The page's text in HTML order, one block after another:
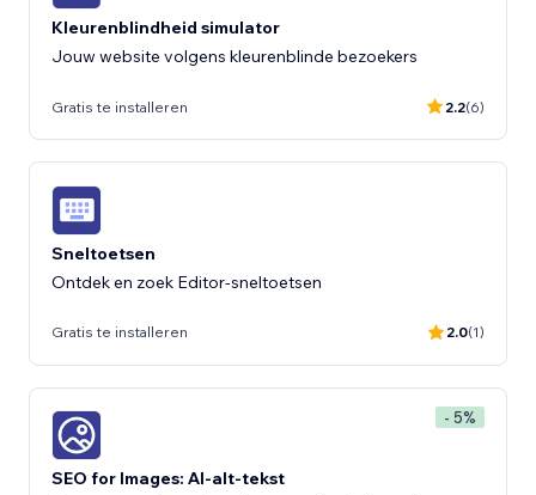
Kleurenblindheid simulator
Jouw website volgens kleurenblinde bezoekers
Gratis te installeren 2.2(6)
Sneltoetsen
Ontdek en zoek Editor-sneltoetsen
Gratis te installeren 2.0(1)
- 5%
SEO for Images: AI-alt-tekst